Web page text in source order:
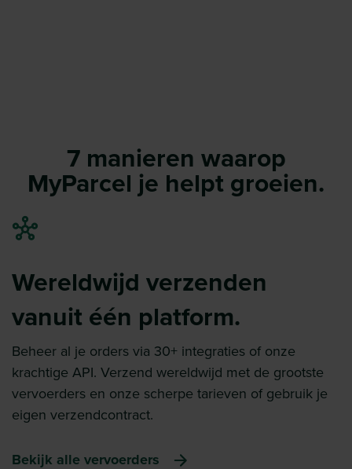
7 manieren waarop
MyParcel je helpt groeien.
Wereldwijd verzenden
vanuit één platform.
Beheer al je orders via 30+ integraties of onze
krachtige API. Verzend wereldwijd met de grootste
vervoerders en onze scherpe tarieven of gebruik je
eigen verzendcontract.
Bekijk alle vervoerders